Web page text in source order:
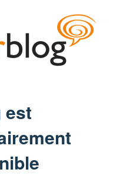
est